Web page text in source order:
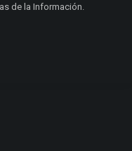
de la Información.